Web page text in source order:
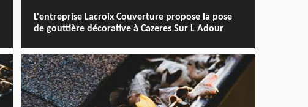
L'entreprise Lacroix Couverture propose la pose
de gouttière décorative à Cazeres Sur L Adour